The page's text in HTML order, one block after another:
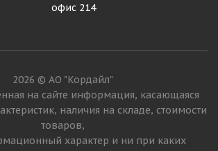
офис 214
2026 © АО "Кордайл"
на сайте информация, касающаяся
наличия на складе, стоимости
товаров,
характер и ни при каких